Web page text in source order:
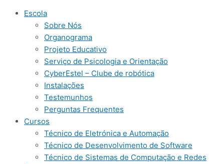
Escola
Sobre Nós
Organograma
Projeto Educativo
Serviço de Psicologia e Orientação
CyberEstel – Clube de robótica
Instalações
Testemunhos
Perguntas Frequentes
Cursos
Técnico de Eletrónica e Automação
Técnico de Desenvolvimento de Software
Técnico de Sistemas de Computação e Redes